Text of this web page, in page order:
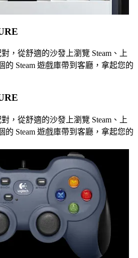
，從舒適的沙發上瀏覽 Steam、上
的 Steam 遊戲庫帶到客廳，拿起您的
，從舒適的沙發上瀏覽 Steam、上
的 Steam 遊戲庫帶到客廳，拿起您的